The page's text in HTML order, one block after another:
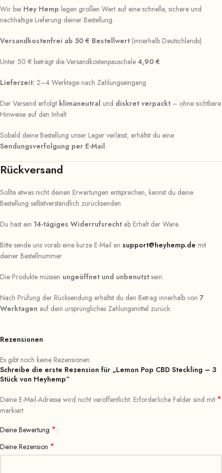
Wir bei Hey Hemp legen großen Wert auf eine schnelle, sichere und
nachhaltige Lieferung deiner Bestellung.
Versandkostenfrei ab 50 € Bestellwert (innerhalb Deutschlands)
Unter 50 € beträgt die Versandkostenpauschale 4,90 €
Lieferzeit: 2–4 Werktage nach Zahlungseingang
Der Versand erfolgt klimaneutral und diskret verpackt – ohne sichtbare
Hinweise auf den Inhalt.
Sobald deine Bestellung unser Lager verlässt, erhältst du eine
Sendungsverfolgung per E-Mail.
Rückversand
Sollte etwas nicht deinen Erwartungen entsprechen, kannst du deine
Bestellung selbstverständlich zurücksenden.
Du hast ein 14-tägiges Widerrufsrecht ab Erhalt der Ware.
Bitte sende uns vorab eine kurze E-Mail an support@heyhemp.de mit
deiner Bestellnummer.
Die Produkte müssen ungeöffnet und unbenutzt sein.
Nach Prüfung der Rücksendung erhältst du den Betrag innerhalb von 7
Werktagen auf dein ursprüngliches Zahlungsmittel zurück.
Rezensionen
Es gibt noch keine Rezensionen.
Schreibe die erste Rezension für „Lemon Pop CBD Steckling – 3
Stück von Heyhemp“
Deine E-Mail-Adresse wird nicht veröffentlicht. Erforderliche Felder sind mit *
markiert
Deine Bewertung *
Deine Rezension *